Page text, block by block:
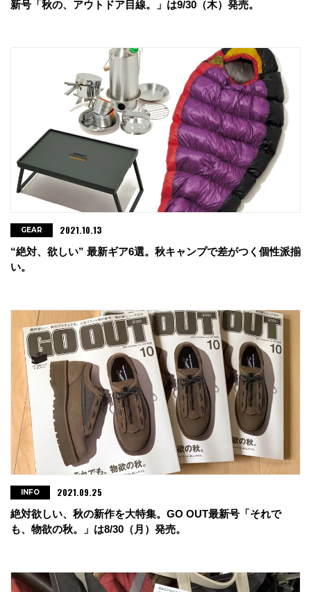
新号「秋の、アウトドア目線。」は9/30（木）発売。
“絶対、欲しい” 最新ギア6選。秋キャンプで差がつく個性派揃
い。
GEAR 2021.10.13
絶対欲しい、秋の新作を大特集。GO OUT最新号「それで
も、物欲の秋。」は8/30（月）発売。
INFO 2021.09.25